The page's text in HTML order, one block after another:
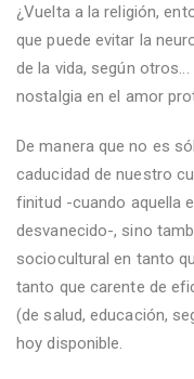
¿Vuelta a la religión,
que puede evitar la
de la vida, según
nostalgia en el amor
De manera que no es
caducidad de nuestro
finitud -cuando aquella
desvanecido-, sino
sociocultural en tanto
tanto que carente de
(de salud, educación,
hoy disponible.